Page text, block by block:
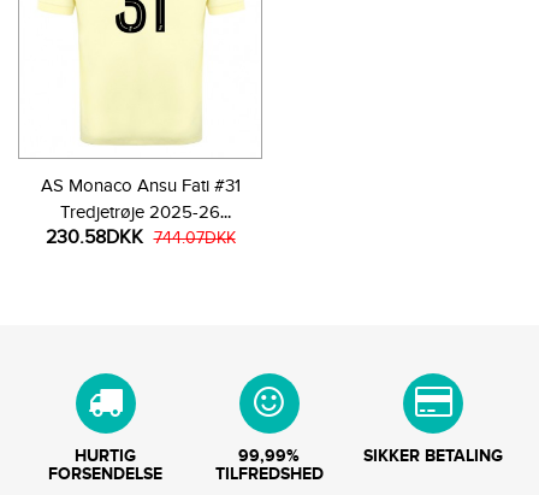
AS Monaco Ansu Fati #31
Tredjetrøje 2025-26
Kortærmet
230.58DKK 744.07DKK
HURTIG
FORSENDELSE
99,99%
TILFREDSHED
SIKKER BETALING